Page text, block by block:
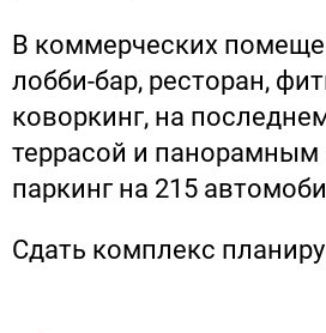
В коммерческих
лобби-бар, ресторан,
коворкинг, на
террасой и
паркинг на 215
Сдать комплекс